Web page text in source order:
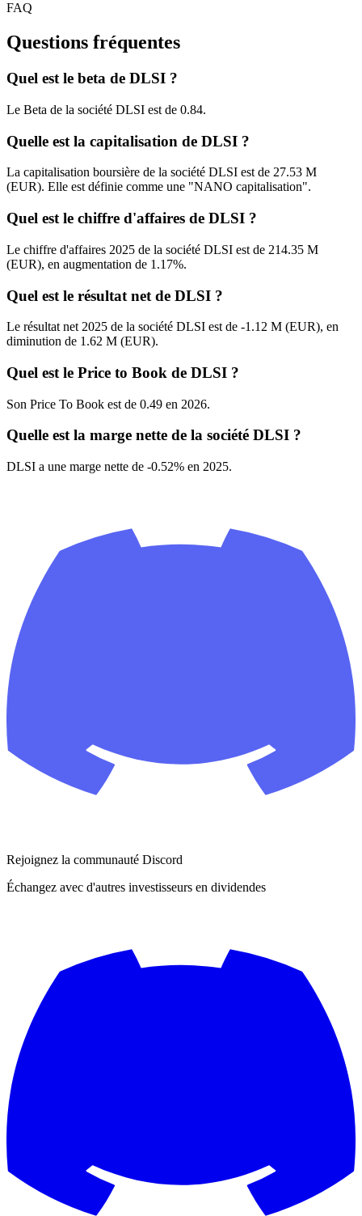
FAQ
Questions fréquentes
Quel est le beta de DLSI ?
Le Beta de la société DLSI est de 0.84.
Quelle est la capitalisation de DLSI ?
La capitalisation boursière de la société DLSI est de 27.53 M
(EUR). Elle est définie comme une "NANO capitalisation".
Quel est le chiffre d'affaires de DLSI ?
Le chiffre d'affaires 2025 de la société DLSI est de 214.35 M
(EUR), en augmentation de 1.17%.
Quel est le résultat net de DLSI ?
Le résultat net 2025 de la société DLSI est de -1.12 M (EUR), en
diminution de 1.62 M (EUR).
Quel est le Price to Book de DLSI ?
Son Price To Book est de 0.49 en 2026.
Quelle est la marge nette de la société DLSI ?
DLSI a une marge nette de -0.52% en 2025.
Rejoignez la communauté Discord
Échangez avec d'autres investisseurs en dividendes